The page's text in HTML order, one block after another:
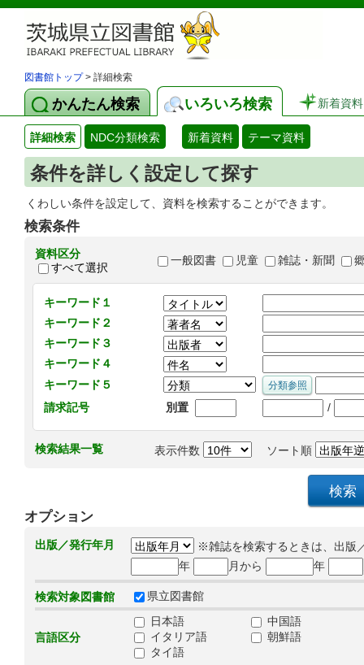
図書館トップ> 詳細検索
かんたん検索 いろいろ検索 新着資料
詳細検索 NDC分類検索 新着資料 テーマ資料
条件を詳しく設定して探す
くわしい条件を設定して、資料を検索することができます。
検索条件
資料区分
すべて選択
一般図書 児童 雑誌・新聞
キーワード１
キーワード２
キーワード３
キーワード４
キーワード５
請求記号
別置 /
検索結果一覧 表示件数 ソート順
オプション
出版／発行年月
※雑誌を検索するときは、出版
年
月から 年
検索対象図書館 県立図書館
言語区分
日本語
中国語
イタリア語
朝鮮語
タイ語